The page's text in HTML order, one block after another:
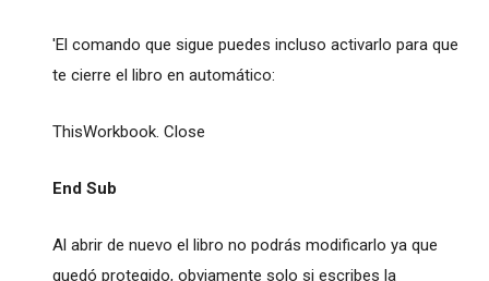
'El comando que sigue puedes incluso activarlo para que
te cierre el libro en automático:
ThisWorkbook. Close
End Sub
Al abrir de nuevo el libro no podrás modificarlo ya que
quedó protegido, obviamente solo si escribes la